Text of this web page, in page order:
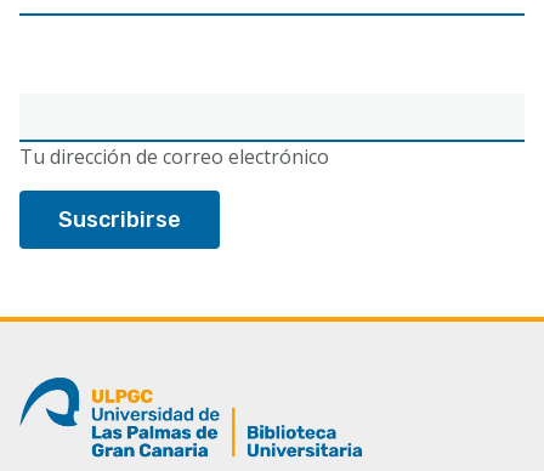
electrónico
Tu dirección de correo electrónico